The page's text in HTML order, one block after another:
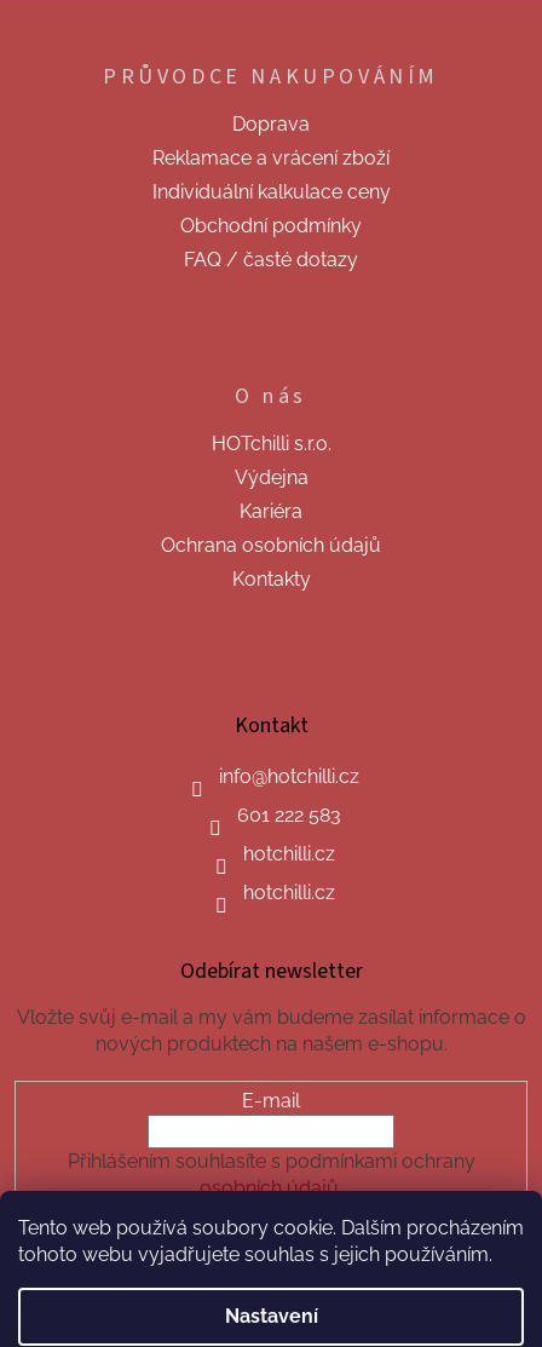
Tento web používá soubory cookie. Dalším procházením
tohoto webu vyjadřujete souhlas s jejich používáním.
Nastavení
PRŮVODCE NAKUPOVÁNÍM
Doprava
Reklamace a vrácení zboží
Individuální kalkulace ceny
Obchodní podmínky
FAQ / časté dotazy
O nás
HOTchilli s.r.o.
Výdejna
Kariéra
Ochrana osobních údajů
Kontakty
Kontakt
info@hotchilli.cz
601 222 583
hotchilli.cz
hotchilli.cz
Odebírat newsletter
Vložte svůj e-mail a my vám budeme zasílat informace o
nových produktech na našem e-shopu.
E-mail
Přihlášením souhlasíte s podmínkami ochrany
osobních údajů.
PŘIHLÁSIT SE